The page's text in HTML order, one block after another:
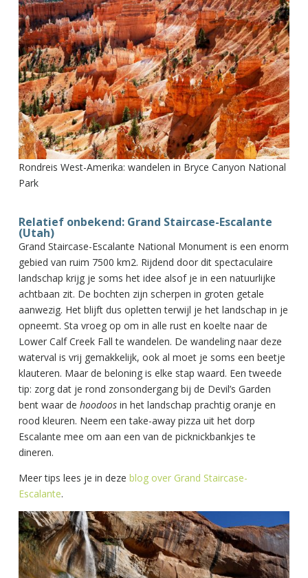
Rondreis West-Amerika: wandelen in Bryce Canyon National
Park
Relatief onbekend: Grand Staircase-Escalante
(Utah)
Grand Staircase-Escalante National Monument is een enorm
gebied van ruim 7500 km2. Rijdend door dit spectaculaire
landschap krijg je soms het idee alsof je in een natuurlijke
achtbaan zit. De bochten zijn scherpen in groten getale
aanwezig. Het blijft dus opletten terwijl je het landschap in je
opneemt. Sta vroeg op om in alle rust en koelte naar de
Lower Calf Creek Fall te wandelen. De wandeling naar deze
waterval is vrij gemakkelijk, ook al moet je soms een beetje
klauteren. Maar de beloning is elke stap waard. Een tweede
tip: zorg dat je rond zonsondergang bij de Devil’s Garden
bent waar de hoodoosin het landschap prachtig oranje en
rood kleuren. Neem een take-away pizza uit het dorp
Escalante mee om aan een van de picknickbankjes te
dineren.
Meer tips lees je in deze blog over Grand Staircase-
Escalante.